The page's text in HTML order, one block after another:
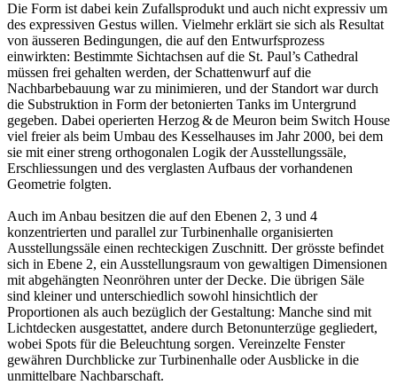
Die Form ist dabei kein Zufallsprodukt und auch nicht expressiv um
des expressiven Gestus willen. Vielmehr erklärt sie sich als Resultat
von äusseren Bedingungen, die auf den Entwurfsprozess
einwirkten: Bestimmte Sichtachsen auf die St. Paul’s Cathedral
müssen frei gehalten werden, der Schattenwurf auf die
Nachbarbebauung war zu minimieren, und der Standort war durch
die Substruktion in Form der betonierten Tanks im Untergrund
gegeben. Dabei operierten Herzog & de Meuron beim Switch House
viel freier als beim Umbau des Kesselhauses im Jahr 2000, bei dem
sie mit einer streng orthogonalen Logik der Ausstellungssäle,
Erschlies­sungen und des verglasten Aufbaus der vorhandenen
Geometrie folgten.
Auch im Anbau besitzen die auf den Ebenen 2, 3 und 4
konzentrierten und parallel zur Turbinenhalle organisierten
Ausstellungssäle einen rechteckigen Zuschnitt. Der grösste befindet
sich in Ebene 2, ein Ausstellungsraum von gewaltigen Dimen­sionen
mit abgehängten Neonröhren unter der Decke. Die übrigen Säle
sind kleiner und unterschiedlich sowohl hinsichtlich der
Proportionen als auch bezüglich der Gestaltung: Manche sind mit
Lichtdecken ausgestattet, andere durch Betonunterzüge gegliedert,
wobei Spots für die Beleuchtung sorgen. Vereinzelte Fenster
gewähren Durchblicke zur Turbinenhalle oder Ausblicke in die
unmittelbare Nachbarschaft.